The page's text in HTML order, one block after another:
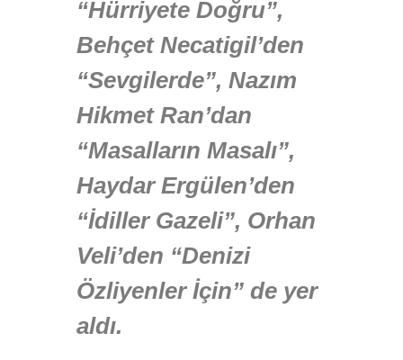
“Hürriyete Doğru”,
Behçet Necatigil’den
“Sevgilerde”, Nazım
Hikmet Ran’dan
“Masalların Masalı”,
Haydar Ergülen’den
“İdiller Gazeli”, Orhan
Veli’den “Denizi
Özliyenler İçin” de yer
aldı.